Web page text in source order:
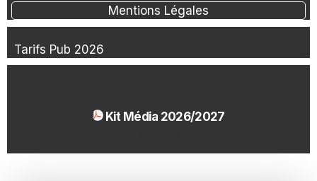
Mentions Légales
Tarifs Pub 2026
Kit Média 2026/2027